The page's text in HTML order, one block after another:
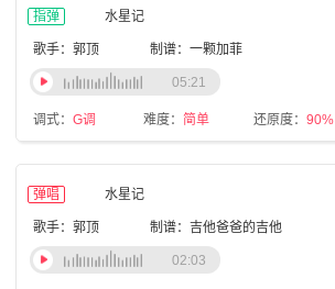
指弹 水星记
歌手：郭顶 制谱：一颗加菲
调式： G调 难度： 简单 还原度： 90%
05:21
弹唱 水星记
歌手：郭顶 制谱：吉他爸爸的吉他
02:03